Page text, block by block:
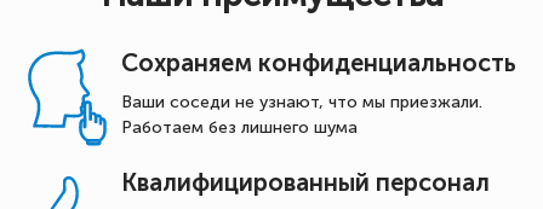
Сохраняем конфиденциальность
Ваши соседи не узнают, что мы приезжали.
Работаем без лишнего шума
Квалифицированный персонал